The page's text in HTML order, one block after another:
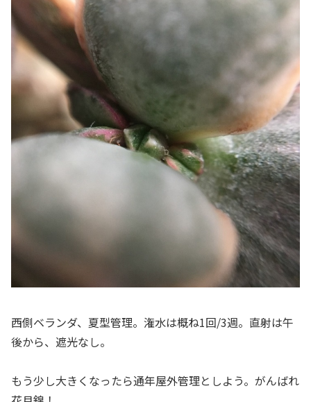
西側ベランダ、夏型管理。潅水は概ね1回/3週。直射は午
後から、遮光なし。
もう少し大きくなったら通年屋外管理としよう。がんばれ